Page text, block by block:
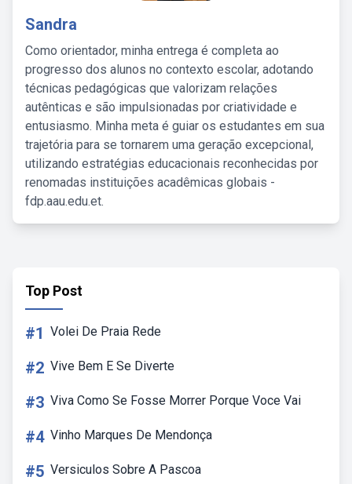
Sandra
Como orientador, minha entrega é completa ao
progresso dos alunos no contexto escolar, adotando
técnicas pedagógicas que valorizam relações
autênticas e são impulsionadas por criatividade e
entusiasmo. Minha meta é guiar os estudantes em sua
trajetória para se tornarem uma geração excepcional,
utilizando estratégias educacionais reconhecidas por
renomadas instituições acadêmicas globais -
fdp.aau.edu.et.
Top Post
#1 Volei De Praia Rede
#2 Vive Bem E Se Diverte
#3 Viva Como Se Fosse Morrer Porque Voce Vai
#4 Vinho Marques De Mendonça
#5 Versiculos Sobre A Pascoa